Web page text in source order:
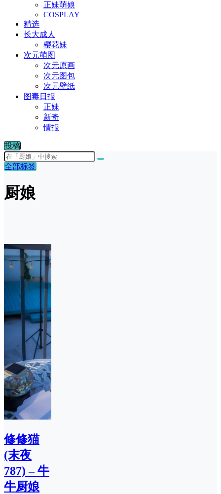
正妹萌娘
COSPLAY
精选
长大成人
樱花妹
次元萌图
次元原画
次元图包
次元壁纸
图毒日报
正妹
新奇
情报
投稿
全部标签
厨娘
修修猫
(末夜
787) – 牛
牛厨娘